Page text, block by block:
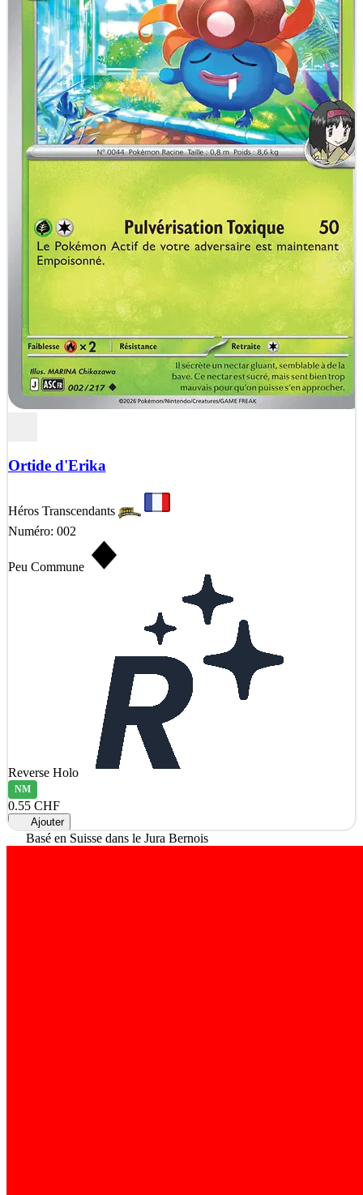
Ortide d'Erika
Héros Transcendants
Numéro: 002
Peu Commune
Reverse Holo
NM
0.55 CHF
Ajouter
Basé en Suisse dans le Jura Bernois